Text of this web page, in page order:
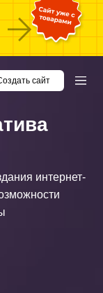
сайт
интернет-